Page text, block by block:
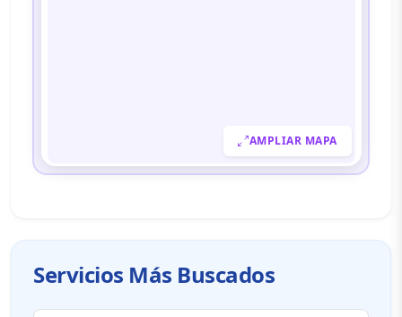
AMPLIAR MAPA
Servicios Más Buscados